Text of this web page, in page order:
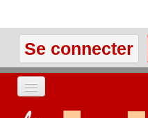
Se connecter
ACCUEIL